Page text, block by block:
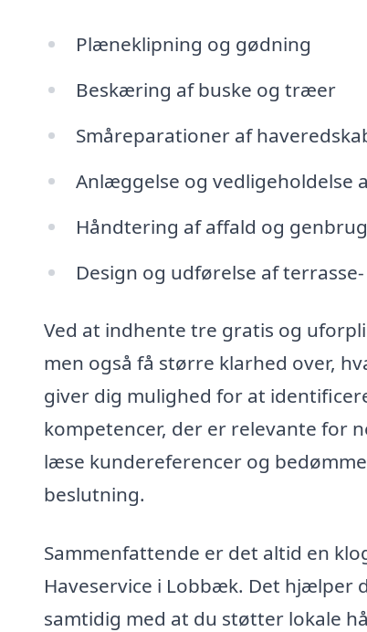
Plæneklipning og gødning
Beskæring af buske og træer
Småreparationer af
Anlæggelse og vedligeholdelse
Håndtering af affald og
Design og udførelse af
Ved at indhente tre gratis og
men også få større klarhed over,
giver dig mulighed for at
kompetencer, der er relevante for
læse kundereferencer og
beslutning.
Sammenfattende er det altid en
Haveservice i Lobbæk. Det hjælper
samtidig med at du støtter lokale